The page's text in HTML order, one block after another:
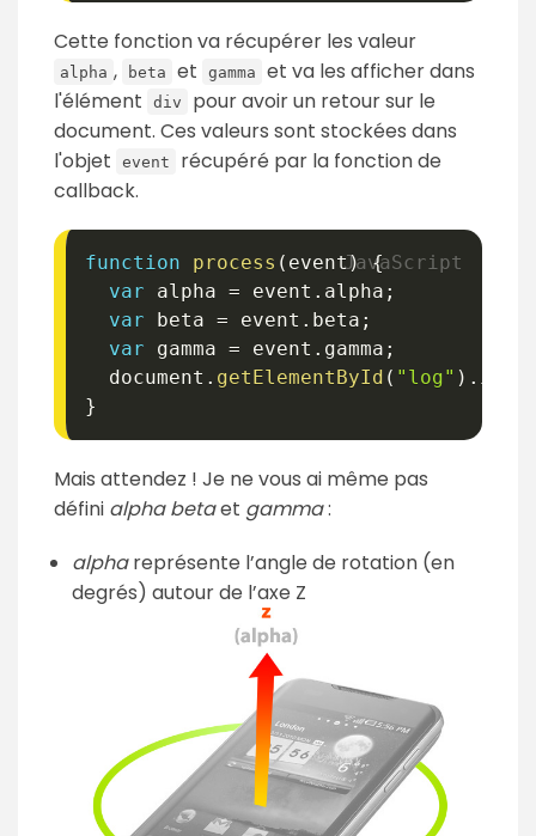
Cette fonction va récupérer les valeur
alpha , beta et gamma
et va les afficher dans
l'élément
div
pour avoir un retour sur le
document. Ces valeurs sont stockées dans
l'objet
event
récupéré par la fonction de
callback.
function process ( event) {
var alpha = event . alpha ;
var beta = event . beta ;
var gamma = event . gamma ;
  document
. getElementById ( "log" ) .
}
Mais attendez ! Je ne vous ai même pas
défini alpha betaet gamma:
alphareprésente l’angle de rotation (en
degrés) autour de l’axe Z